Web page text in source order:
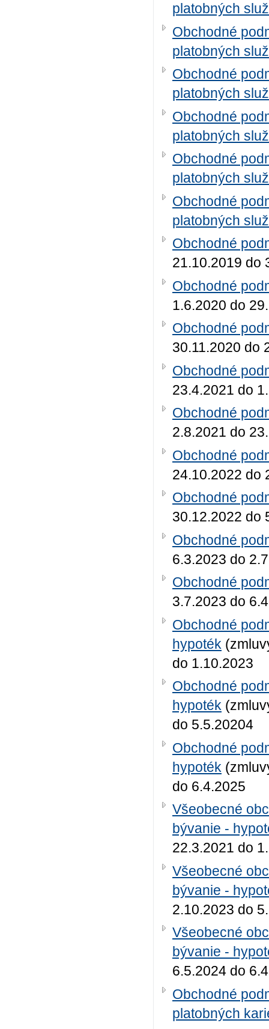
platobných
Obchodné
platobných
Obchodné
platobných
Obchodné
platobných
Obchodné
platobných
Obchodné
platobných
Obchodné
21.10.2019 do
Obchodné
1.6.2020 do
Obchodné
30.11.2020 do
Obchodné
23.4.2021 do
Obchodné
2.8.2021 do
Obchodné
24.10.2022 do
Obchodné
30.12.2022 do
Obchodné
6.3.2023 do
Obchodné
3.7.2023 do
Obchodné
hypoték
do 1.10.2023
Obchodné
hypoték
do 5.5.20204
Obchodné
hypoték
do 6.4.2025
Všeobecné
bývanie -
22.3.2021 do
Všeobecné
bývanie -
2.10.2023 do
Všeobecné
bývanie -
6.5.2024 do
Obchodné
platobných